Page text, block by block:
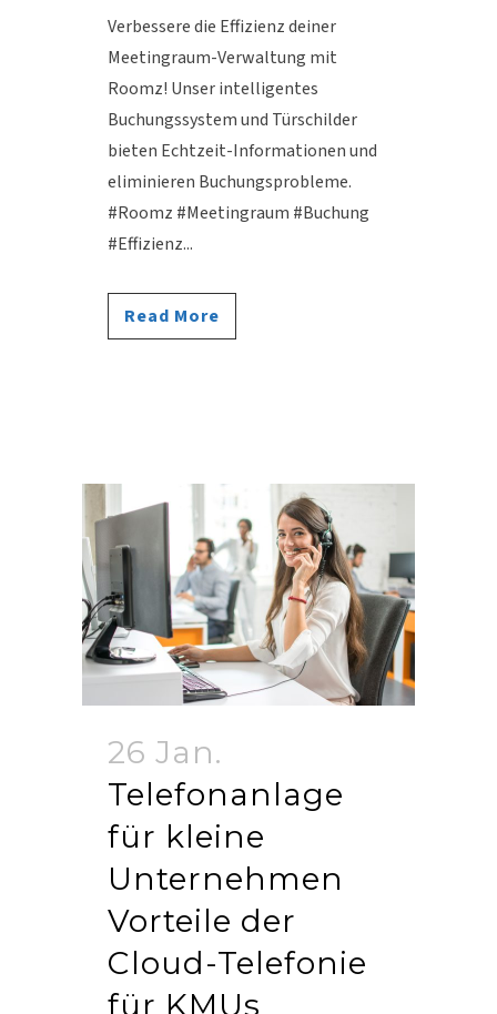
Verbessere die Effizienz deiner
Meetingraum-Verwaltung mit
Roomz! Unser intelligentes
Buchungssystem und Türschilder
bieten Echtzeit-Informationen und
eliminieren Buchungsprobleme.
#Roomz #Meetingraum #Buchung
#Effizienz...
Read More
26 Jan.
Telefonanlage
für kleine
Unternehmen
Vorteile der
Cloud-Telefonie
für KMUs